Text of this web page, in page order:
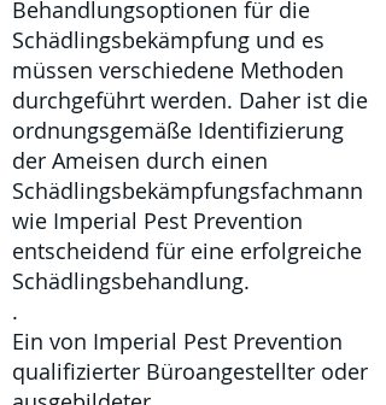
Behandlungsoptionen für die
Schädlingsbekämpfung und es
müssen verschiedene Methoden
durchgeführt werden. Daher ist die
ordnungsgemäße Identifizierung
der Ameisen durch einen
Schädlingsbekämpfungsfachmann
wie Imperial Pest Prevention
entscheidend für eine erfolgreiche
Schädlingsbehandlung.
.
Ein von Imperial Pest Prevention
qualifizierter Büroangestellter oder